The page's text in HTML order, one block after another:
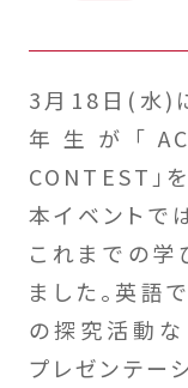
3月18日(水)
年生が「
CONTEST」
本イベントで
これまでの
ました。英語
の探究活動
プレゼンテー